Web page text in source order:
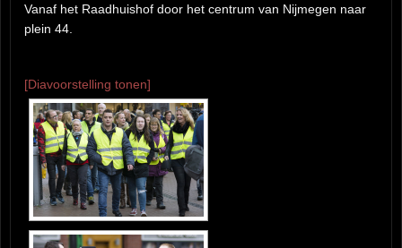
Vanaf het Raadhuishof door het centrum van Nijmegen naar
plein 44.
[Diavoorstelling tonen]